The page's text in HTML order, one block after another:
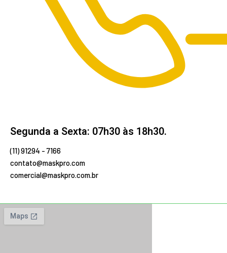
Segunda a Sexta: 07h30 às 18h30.
(11) 91294 - 7166
contato@maskpro.com
comercial@maskpro.com.br